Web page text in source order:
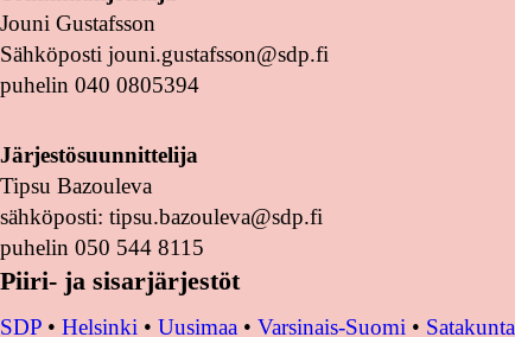
Jouni Gustafsson
Sähköposti jouni.gustafsson@sdp.fi
puhelin 040 0805394
Järjestösuunnittelija
Tipsu Bazouleva
sähköposti: tipsu.bazouleva@sdp.fi
puhelin 050 544 8115
Piiri- ja sisarjärjestöt
SDP • Helsinki • Uusimaa • Varsinais-Suomi • Satakunta